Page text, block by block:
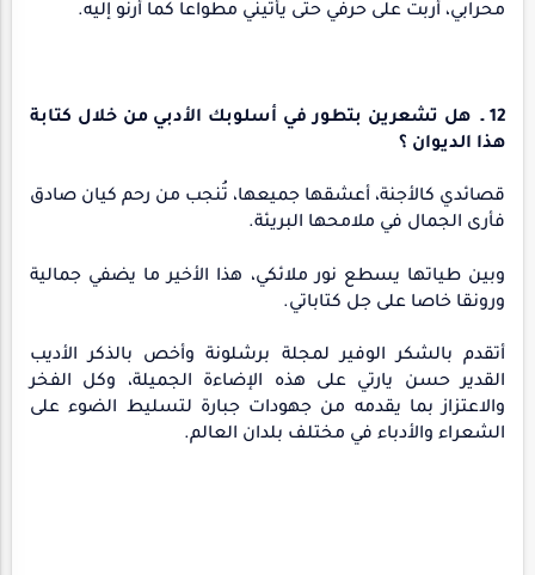
محرابي، أربت على حرفي حتى يأتيني مطواعا كما أرنو إليه.
12 ـ هل تشعرين بتطور في أسلوبك الأدبي من خلال كتابة
هذا الديوان ؟
قصائدي كالأجنة، أعشقها جميعها، تُنجب من رحم كيان صادق
فأرى الجمال في ملامحها البريئة.
وبين طياتها يسطع نور ملائكي، هذا الأخير ما يضفي جمالية
ورونقا خاصا على جل كتاباتي.
أتقدم بالشكر الوفير لمجلة برشلونة وأخص بالذكر الأديب
القدير حسن يارتي على هذه الإضاءة الجميلة، وكل الفخر
والاعتزاز بما يقدمه من جهودات جبارة لتسليط الضوء على
الشعراء والأدباء في مختلف بلدان العالم.